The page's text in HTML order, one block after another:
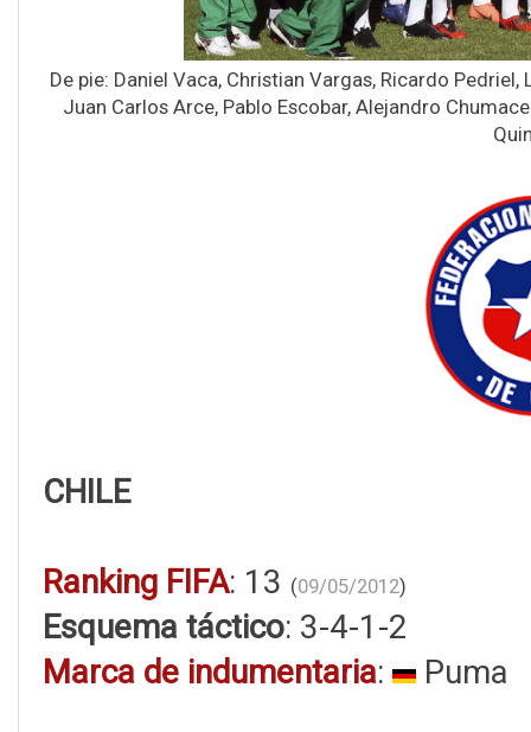
De pie: Daniel Vaca, Christian Vargas, Ricardo
Juan Carlos Arce, Pablo Escobar, Alejandro
CHILE
Ranking FIFA: 13 (09/05/2012)
Esquema táctico: 3-4-1-2
Marca de indumentaria: Puma